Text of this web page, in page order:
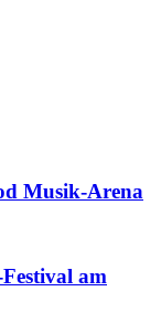
Musik-Arena
am